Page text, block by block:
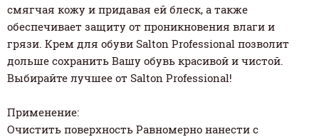
смягчая кожу и придавая ей блеск, а также
обеспечивает защиту от проникновения влаги и
грязи. Крем для обуви Salton Professional позволит
дольше сохранить Вашу обувь красивой и чистой.
Выбирайте лучшее от Salton Professional!
Применение:
Очистить поверхность Равномерно нанести с